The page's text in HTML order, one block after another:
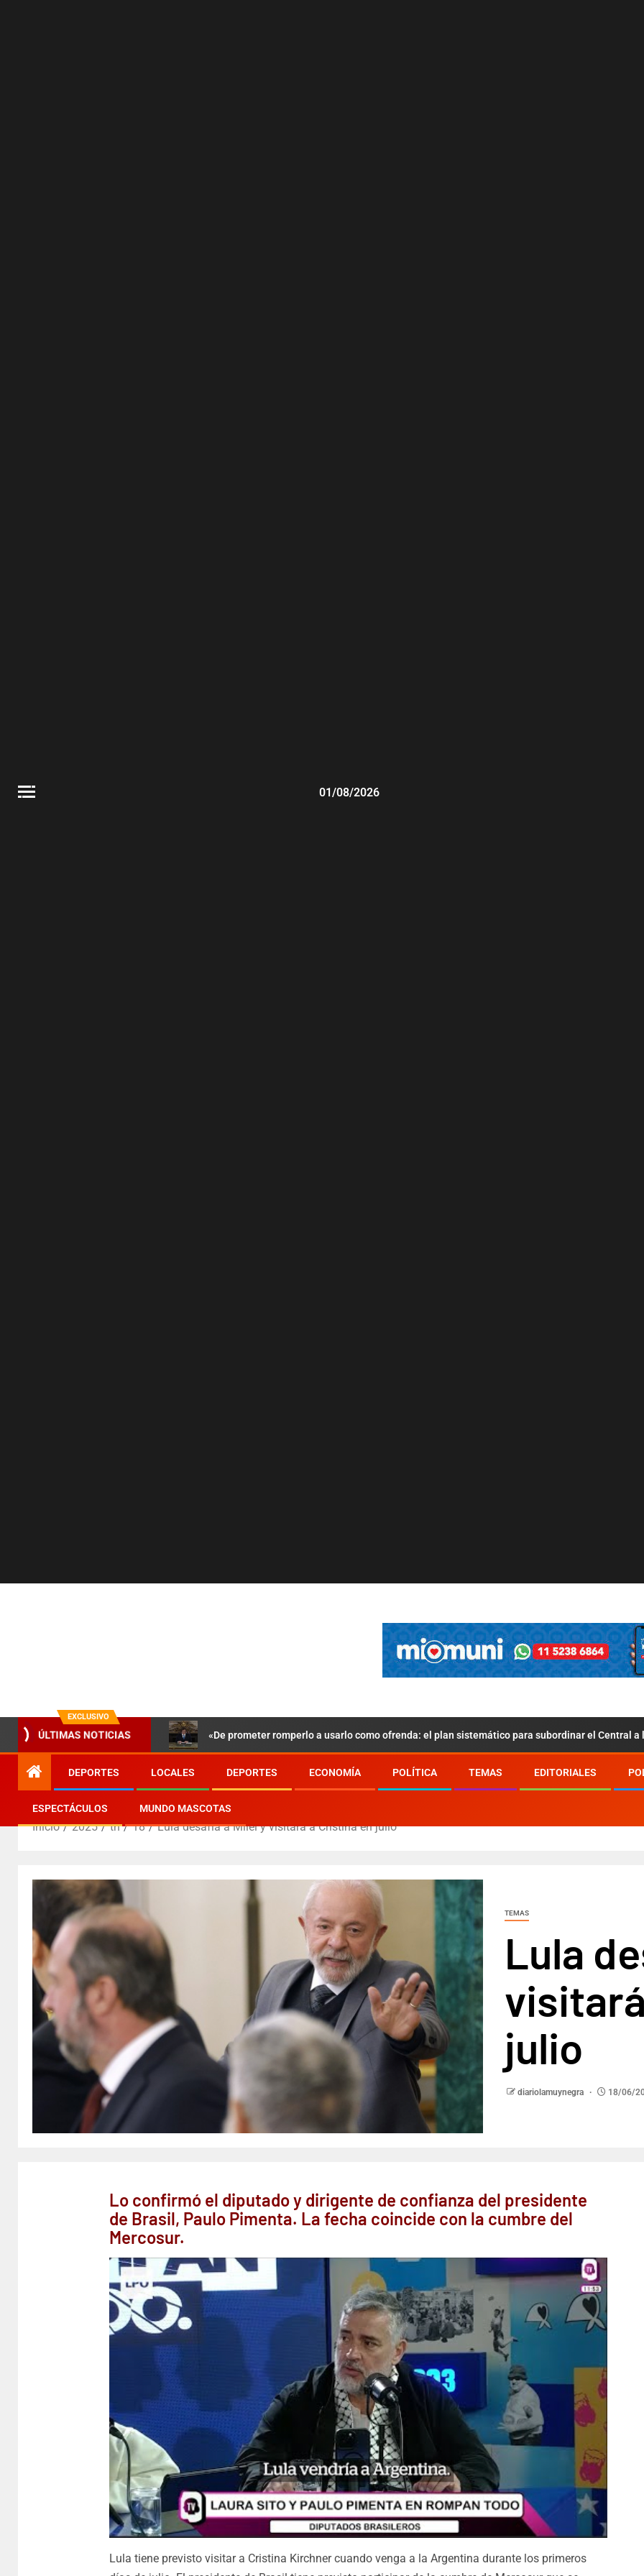
01/08/2026
EXCLUSIVO
ÚLTIMAS NOTICIAS «De prometer romperlo a usarlo como ofrenda: el plan sistemático para subordinar el Central a
DEPORTES LOCALES DEPORTES ECONOMÍA POLÍTICA TEMAS EDITORIALES
ESPECTÁCULOS MUNDO MASCOTAS
Inicio 2025 th 18 Lula desafía a Milei y visitará a Cristina en julio
TEMAS
Lula
julio
diariolamuynegra 18/06/
Lo confirmó el diputado y dirigente de confianza del presidente
de Brasil, Paulo Pimenta. La fecha coincide con la cumbre del
Mercosur.
Lula tiene previsto visitar a Cristina Kirchner cuando venga a la Argentina durante los primeros